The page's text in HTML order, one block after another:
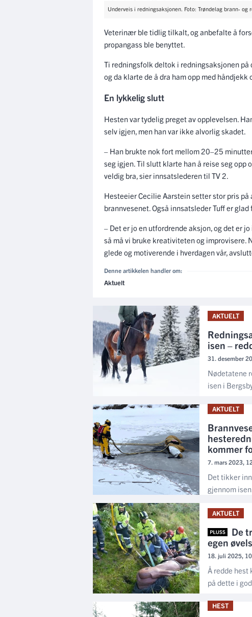
Underveis i redningsaksjonen. Foto: Trøndelag brann- og
Veterinær ble tidlig tilkalt, og anbefalte å
propangass ble benyttet.
Ti redningsfolk deltok i redningsaksjonen
og da klarte de å dra ham opp med håndjekk
En lykkelig slutt
Hesten var tydelig preget av opplevelsen.
selv igjen, men han var ikke alvorlig skadet.
– Han brukte nok fort mellom 20–25
seg igjen. Til slutt klarte han å reise seg opp
veldig bra, sier innsatslederen til TV 2.
Hesteeier Cecilie Aarstein setter stor pris
brannvesenet. Også innsatsleder Tuff er
– Det er jo en utfordrende aksjon, og det er
så må vi bruke kreativiteten og improvisere.
glede og motiverende i hverdagen vår,
Denne artikkelen handler om:
Aktuelt
AKTUELT
isen –
31. desember
Nødetatene
isen i
AKTUELT
kommer
7. mars 2023,
Det tikker
gjennom
AKTUELT
De
egen
18. juli 2025,
Å redde hest
på dette i
HEST